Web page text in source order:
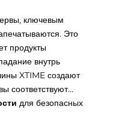
ключевым
Это
продукты
внутрь
XTIME создают
соответствуют…
для безопасных